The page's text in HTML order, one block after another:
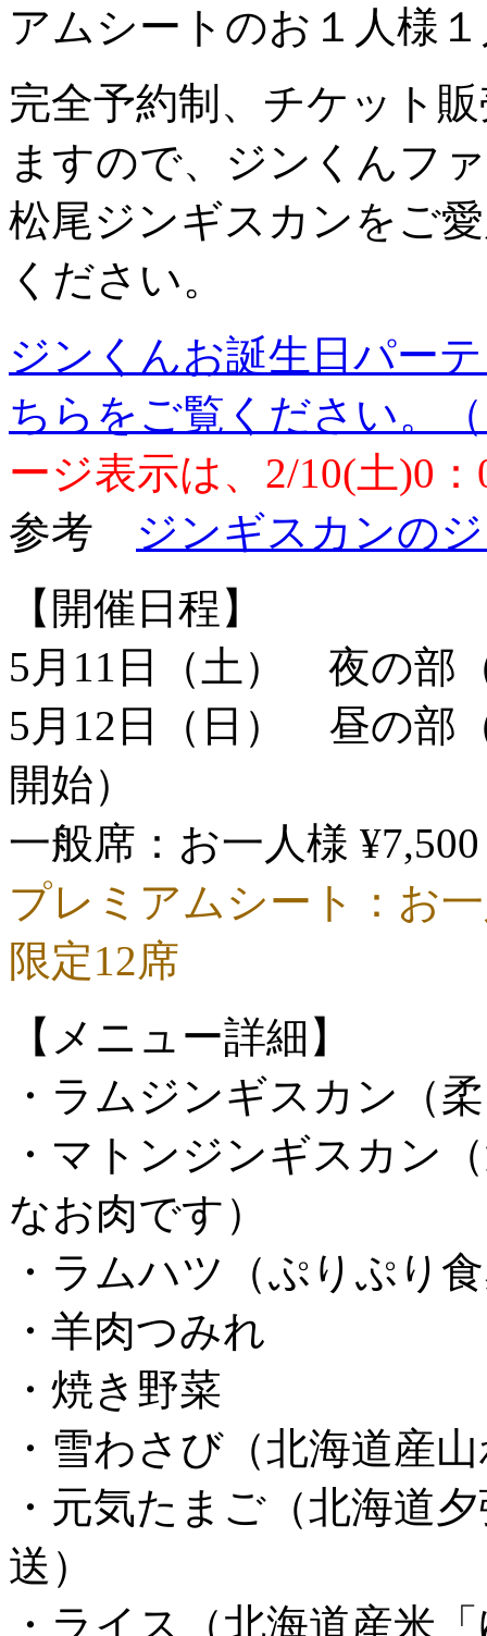
アムシートのお１人様
完全予約制、チケット
ますので、ジンくんフ
松尾ジンギスカンをご
ください。
ジンくんお誕生日パー
ちらをご覧ください。
ージ表示は、2/10(土)0
参考 ジンギスカンの
【開催日程】
5月11日（土） 夜の部
5月12日（日） 昼の部
開始）
一般席：お一人様
プレミアムシート：お
限定12席
【メニュー詳細】
・ラムジンギスカン（
・マトンジンギスカン
なお肉です）
・ラムハツ（ぷりぷり
・羊肉つみれ
・焼き野菜
・雪わさび（北海道産
・元気たまご（北海道
送）
・ライス（北海道産米